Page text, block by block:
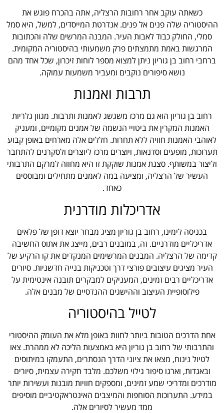
כשאתה עוקב אחר רחובות הרצליה, אתה בהכרח פוגש את
ההיסטוריה שלה פנים אל פנים. אנדרטת המייסדים, למשל, היא סמל
סמלי, החולק כבוד לאבות העיר. המבנה המרשים שלה והכתובות
המרגשות באמת מתמצתים פרק משמעותי בהיסטוריה המקומית.
ברחבי רחוב בן גוריון ניתן למצוא מספר לוחות זיכרון, שכל אחד מהם
נושא סיפורים נוקבים ומעביר משמעות עמוקה.
תרבות ואמנות
רחוב בן גוריון הוא גם מרכז משגשג לאמנות ותרבות. מגוון גלריות
האמנות המקרין את ביטויי הנשמה של אמנים מקומיים, ומעניק
לאוהבי האמנות חוויה ללא תחרות. חללים אלה מארחים באופן קבוע
תערוכות, מופעים וסדנאות, ויוצרים מרכז ליוצרים ולסקרנים להתחבר
וליצור במשותף. סצנת אמנות שוקקת זו היא מחווה למרקם התרבותי
העשיר של הרצליה, ומציעה במה לאמנים מתחילים ומבוססים
כאחד.
אדריכלות מודרנית
בכניסה לימינו, רחוב בן גוריון מציג מבחר יוצא דופן של פלאים
אדריכליים מודרניים. זה, במובנים רבים, מייצג את אתוס החשיבה
קדימה של הרצליה. המבנים המרשימים המנקדים את קו הרקיע של
העיר מציגים עיצובים פורצי דרך וטכניקות בנייה חדשניות. סיורים
אדריכליים רבים זמינים, המעניקים למבקרים תובנה אינטימית על
פילוסופיית העיצוב וההישגים ההנדסיים של מבנים אלה.
לטייל בהיסטוריה
אחת הדרכים הטובות ביותר לחוות באופן מלא את העומק ההיסטורי
והתרבותי של רחוב בן גוריון היא באמצעות הליכה לא ממהרת. צאו
לטיול נינוח, מצאו את ציוני הדרך הנסתרים, התעמקו במיתוסים
ובאגדות, וארגו סיפור גילוי משלכם. מלבד חקירה עצמית, סיורים
מודרכים ומדריכי שמע זמינים, ומספקים חוויות מובנות ועשירות יותר
במידע. התערוכות הסוחפות והמיצבים האינטראקטיביים מוסיפים
ממד מעשיר לסיורים אלה.